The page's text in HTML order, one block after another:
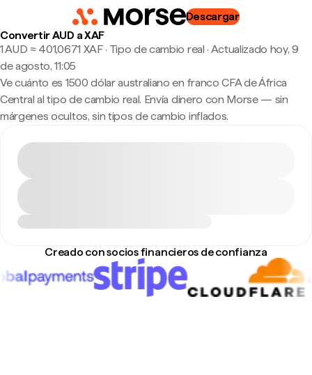
Descargar
Convertir AUD a XAF
1 AUD ≈ 401,0671 XAF · Tipo de cambio real · Actualizado hoy, 9
de agosto, 11:05
Ve cuánto es 1500 dólar australiano en franco CFA de África
Central al tipo de cambio real. Envía dinero con Morse — sin
márgenes ocultos, sin tipos de cambio inflados.
Creado con socios financieros de confianza